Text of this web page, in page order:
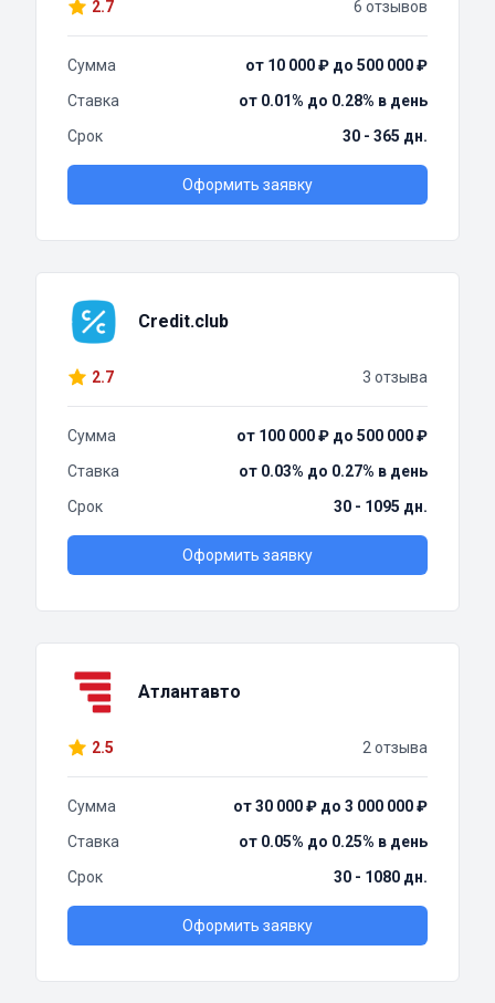
2.7 6 отзывов
Сумма
от 10 000 ₽ до 500 000 ₽
Ставка
от 0.01% до 0.28% в день
Срок
30 - 365 дн.
Оформить заявку
Credit.club
2.7 3 отзыва
Сумма
от 100 000 ₽ до 500 000 ₽
Ставка
от 0.03% до 0.27% в день
Срок
30 - 1095 дн.
Оформить заявку
Атлантавто
2.5 2 отзыва
Сумма
от 30 000 ₽ до 3 000 000 ₽
Ставка
от 0.05% до 0.25% в день
Срок
30 - 1080 дн.
Оформить заявку